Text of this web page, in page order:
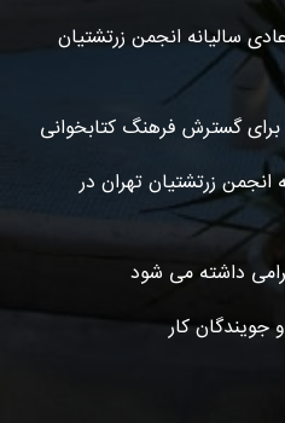
ساليانه انجمن زرتشتيان
گسترش فرهنگ کتابخوانی
انجمن زرتشتیان تهران در
داشته می شود
جویندگان کار